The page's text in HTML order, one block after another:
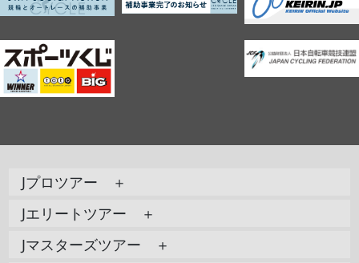
Jプロツアー ＋
Jエリートツアー ＋
Jマスターズツアー ＋